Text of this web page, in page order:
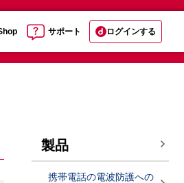
サポート ログインする
製品
携帯電話の電波防護への